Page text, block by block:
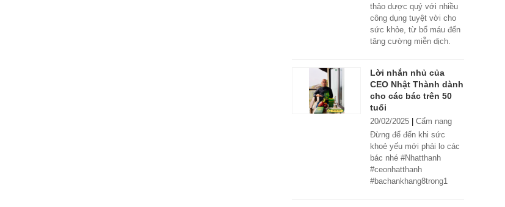
thảo dược quý với nhiều
công dụng tuyệt vời cho
sức khỏe, từ bổ máu đến
tăng cường miễn dịch.
Lời nhắn nhủ của
CEO Nhật Thành dành
cho các bác trên 50
tuổi
20/02/2025
Cẩm nang
Đừng để đến khi sức
khoẻ yếu mới phải lo các
bác nhé #Nhatthanh
#ceonhatthanh
#bachankhang8trong1